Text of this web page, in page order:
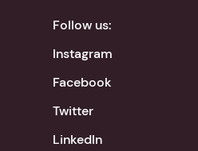
Follow us:
Instagram
Facebook
Twitter
LinkedIn